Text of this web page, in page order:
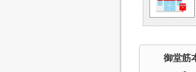
御堂筋